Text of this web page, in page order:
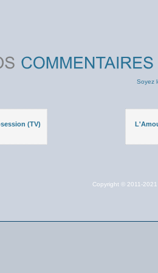
Soyez
(TV)
Copyright © 2011-